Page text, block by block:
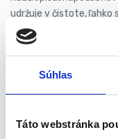
Súhlas
Táto webstránka
udržuje v čistote, ľahko
vodeodolná.
Vlastnosti
Kreatívna